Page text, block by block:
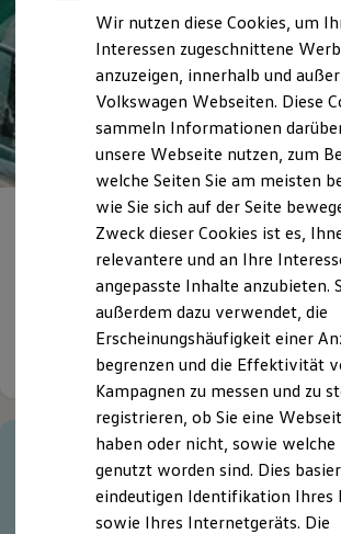
Laden unterwegs
Laden Zuhause
Ladestationen finden
Ladezeitensimulator
Batterie
Sicherheit
Nachhaltigkeit
Technologie
Kosten und Kauf
Kaufoptionen
E-Auto-Förderung
Software und Konnektivität
Die ID. Software 6
ID. Software Versionen und
Digitale Extras
Schnittstellen zu Ihrem ID.
Hybridautos
Marke und Erlebnis
Volkswagen R und R Experience
R-Modelle
R Experience
Driving Experience
Volkswagen entdecken
Werkbesichtigung
Volkswagen Automobile
Potsdam
Unsere Karrieremöglichkeiten
Details ansehen
Wir nutzen diese Cookies, um
Interessen zugeschnittene
anzuzeigen, innerhalb und
Volkswagen Webseiten. Diese
sammeln Informationen
unsere Webseite nutzen, zum
welche Seiten Sie am meisten
wie Sie sich auf der Seite
Zweck dieser Cookies ist es,
relevantere und an Ihre
angepasste Inhalte anzubieten.
außerdem dazu verwendet, die
Erscheinungshäufigkeit einer
begrenzen und die Effektivität
Kampagnen zu messen und zu
registrieren, ob Sie eine
haben oder nicht, sowie welche
genutzt worden sind. Dies
eindeutigen Identifikation Ihres
sowie Ihres Internetgeräts. Die